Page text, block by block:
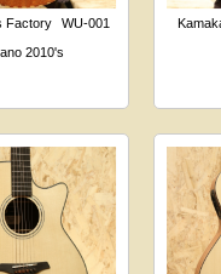
Factory
WU-001
2010's